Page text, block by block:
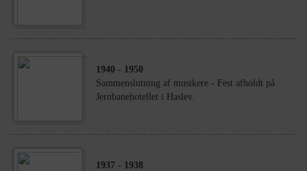
1940 - 1950
Sammenslutning af musikere - Fest afholdt på
Jernbanehotellet i Haslev.
1937 - 1938